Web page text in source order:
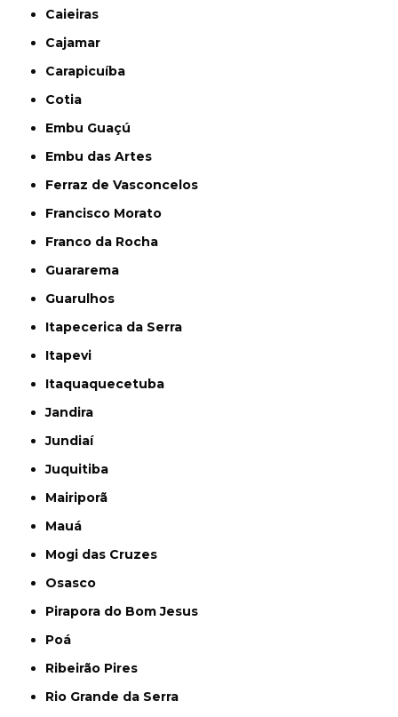
Caieiras
Cajamar
Carapicuíba
Cotia
Embu Guaçú
Embu das Artes
Ferraz de Vasconcelos
Francisco Morato
Franco da Rocha
Guararema
Guarulhos
Itapecerica da Serra
Itapevi
Itaquaquecetuba
Jandira
Jundiaí
Juquitiba
Mairiporã
Mauá
Mogi das Cruzes
Osasco
Pirapora do Bom Jesus
Poá
Ribeirão Pires
Rio Grande da Serra